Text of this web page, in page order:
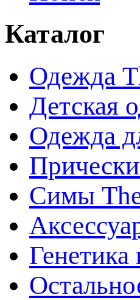
Каталог
Одежда
Детская
Одежда
Симы